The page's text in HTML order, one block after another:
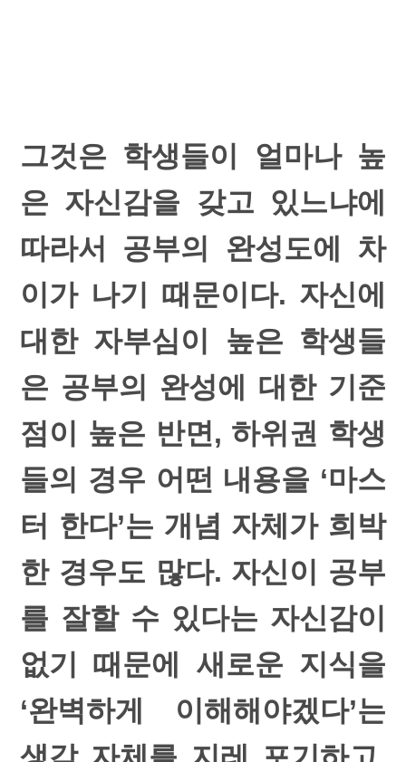
그것은 학생들이 얼마나 높
은 자신감을 갖고 있느냐에
따라서 공부의 완성도에 차
이가 나기 때문이다. 자신에
대한 자부심이 높은 학생들
은 공부의 완성에 대한 기준
점이 높은 반면, 하위권 학생
들의 경우 어떤 내용을 ‘마스
터 한다’는 개념 자체가 희박
한 경우도 많다. 자신이 공부
를 잘할 수 있다는 자신감이
없기 때문에 새로운 지식을
‘완벽하게 이해해야겠다’는